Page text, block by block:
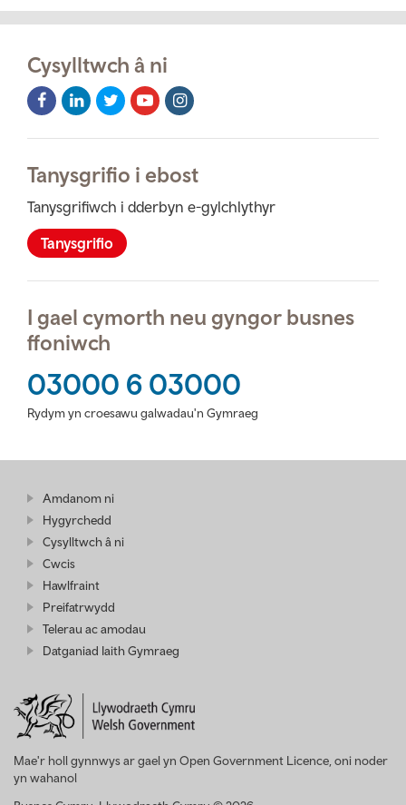
Cysylltwch â ni
Facebook
Icon
LinkedIn
Icon
Twitter
Icon
Youtube
Icon
Instagram
Icon
Tanysgrifio i ebost
Tanysgrifiwch i dderbyn e-gylchlythyr
Tanysgrifio
I gael cymorth neu gyngor busnes
ffoniwch
03000 6 03000
Rydym yn croesawu galwadau'n Gymraeg
Amdanom ni
Hygyrchedd
Cysylltwch â ni
Cwcis
Hawlfraint
Preifatrwydd
Telerau ac amodau
Datganiad Iaith Gymraeg
Mae'r holl gynnwys ar gael yn Open Government Licence, oni noder
yn wahanol